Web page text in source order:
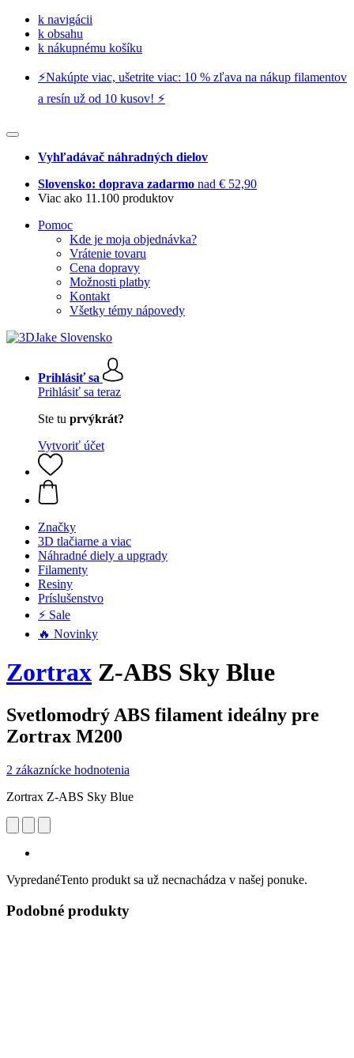
k navigácii
k obsahu
k nákupnému košíku
⚡️Nakúpte viac, ušetrite viac: 10 % zľava na nákup filamentov
a resín už od 10 kusov! ⚡️
Vyhľadávač náhradných dielov
Slovensko: doprava zadarmo nad € 52,90
Viac ako 11.100 produktov
Pomoc
Kde je moja objednávka?
Vrátenie tovaru
Cena dopravy
Možnosti platby
Kontakt
Všetky témy nápovedy
Prihlásiť sa
Prihlásiť sa teraz
Ste tu prvýkrát?
Vytvoriť účet
Značky
3D tlačiarne a viac
Náhradné diely a upgrady
Filamenty
Resiny
Príslušenstvo
⚡ Sale
🔥 Novinky
Zortrax Z-ABS Sky Blue
Svetlomodrý ABS filament ideálny pre
Zortrax M200
2 zákaznícke hodnotenia
Zortrax Z-ABS Sky Blue
VypredanéTento produkt sa už necnachádza v našej ponuke.
Podobné produkty